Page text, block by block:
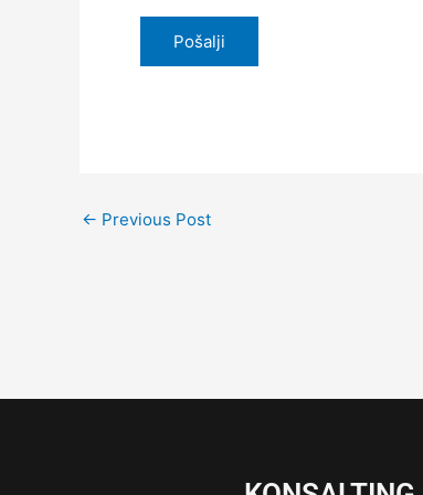
← Previous Post